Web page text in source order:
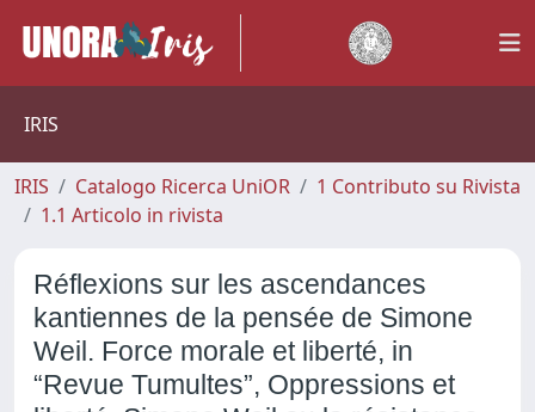
IRIS
IRIS Catalogo Ricerca UniOR
1 Contributo su Rivista
1.1 Articolo in rivista
Réflexions sur les ascendances
kantiennes de la pensée de Simone
Weil. Force morale et liberté, in
“Revue Tumultes”, Oppressions et